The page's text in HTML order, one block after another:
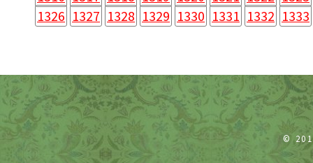
1326 1327 1328 1329 1330 1331 1332 1333
©